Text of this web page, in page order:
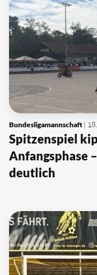
Bundesligamannschaft |
Spitzenspiel
Anfangsphase
deutlich